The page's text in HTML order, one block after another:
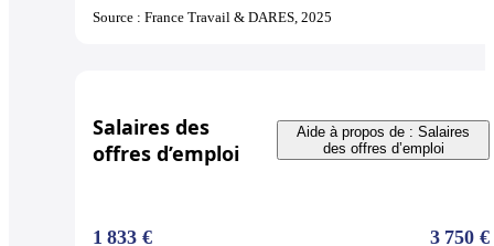
Source : France Travail & DARES, 2025
Salaires des
offres d’emploi
Aide à propos de : Salaires
des offres d’emploi
1 833 € 3 750 €